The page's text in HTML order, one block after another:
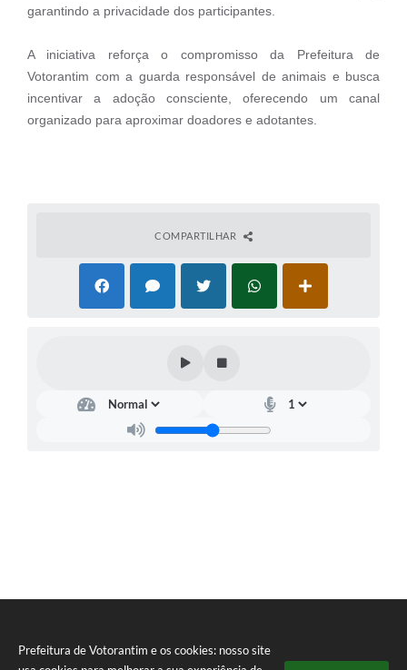
Prefeitura de Votorantim e os cookies: nosso site
garantindo a privacidade dos participantes.
A iniciativa reforça o compromisso da Prefeitura de
Votorantim com a guarda responsável de animais e busca
incentivar a adoção consciente, oferecendo um canal
organizado para aproximar doadores e adotantes.
COMPARTILHAR